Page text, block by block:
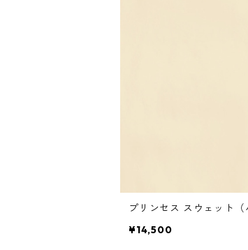
プリンセス スウェット
¥14,500